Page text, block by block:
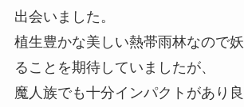
出会いました。
植生豊かな美しい熱帯雨林なので
ることを期待していましたが、
魔人族でも十分インパクトがあり